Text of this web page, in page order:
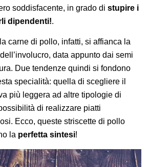
soddisfacente, in grado di stupire i
dipendenti!.
carne di pollo, infatti, si affianca la
data appunto dai semi
Due tendenze quindi si fondono
specialità: quella di scegliere il
più leggera ad altre tipologie di
di realizzare piatti
Ecco, queste striscette di pollo
la perfetta sintesi!